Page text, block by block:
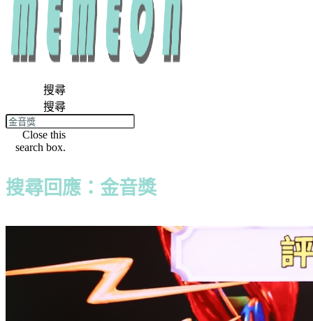
搜尋
搜尋
Close this
search box.
搜尋回應：金音獎